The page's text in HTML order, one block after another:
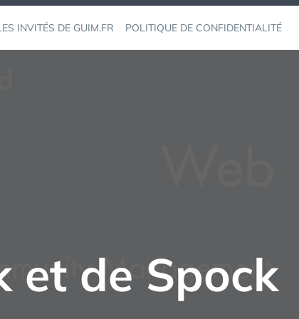
INVITÉS DE GUIM.FR POLITIQUE DE CONFIDENTIALITÉ
et de Spock